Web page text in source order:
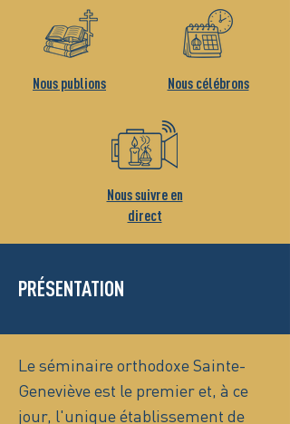
Nous publions Nous célébrons
Nous suivre en
direct
PRÉSENTATION
Le séminaire orthodoxe Sainte-
Geneviève est le premier et, à ce
jour, l'unique établissement de